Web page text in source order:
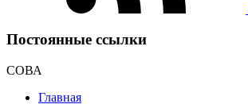
Постоянные ссылки
СОВА
Главная